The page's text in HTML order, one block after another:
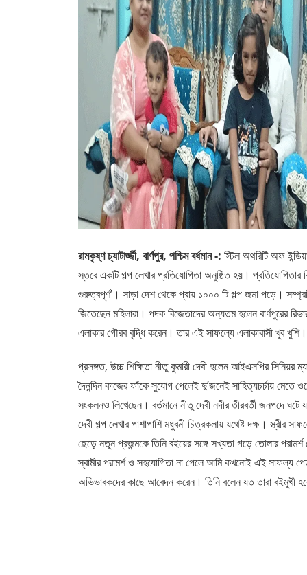
রামকৃষ্ণ চ্যাটার্জ্জী, বার্ণপুর, পশ্চিম বর্ধমান -: স্টিল অথরিটি অফ
স্তরে একটি গল্প লেখার প্রতিযোগিতা অনুষ্ঠিত হয়।
গুরুত্বপূর্ণ’। সাড়া দেশ থেকে প্রায় ১০০০ টি গল্প জমা পড়ে।
জিতেছেন মহিলারা। পদক বিজেতাদের অন্যতম হলেন বার্ণপুরের
এলাকার গৌরব বৃদ্ধি করেন। তার এই সাফল্যে এলাকাবাসী খুব খুশি।
প্রসঙ্গত, উচ্চ শিক্ষিতা নীতু কুমারী দেবী হলেন আইএসপির সিনিয়র
দৈনন্দিন কাজের ফাঁকে সুযোগ পেলেই দু’জনেই সাহিত্যচর্চায়
সংকলনও লিখেছেন। বর্তমানে নীতু দেবী নদীর তীরবর্তী জনপদে
দেবী গল্প লেখার পাশাপাশি মধুবনী চিত্রকলায় যথেষ্ট দক্ষ। স্ত্রীর
ছেড়ে নতুন প্রজন্মকে তিনি বইয়ের সঙ্গে সখ্যতা গড়ে তোলার
স্বামীর পরামর্শ ও সহযোগিতা না পেলে আমি কখনোই এই সাফল্য
অভিভাবকদের কাছে আবেদন করেন। তিনি বলেন যত তারা বইমুখী